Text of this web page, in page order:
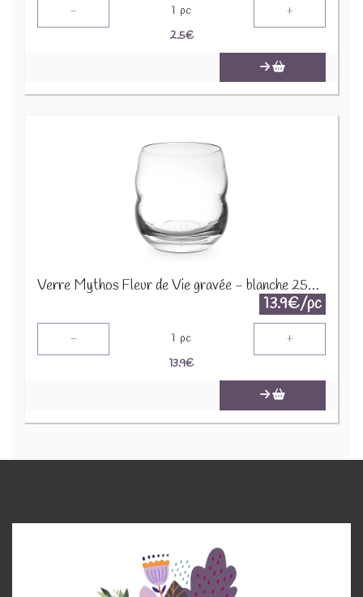
- 1 pc +
2.5€
Verre Mythos Fleur de Vie gravée - blanche 250ml 76230
13.9€/pc
- 1 pc +
13.9€